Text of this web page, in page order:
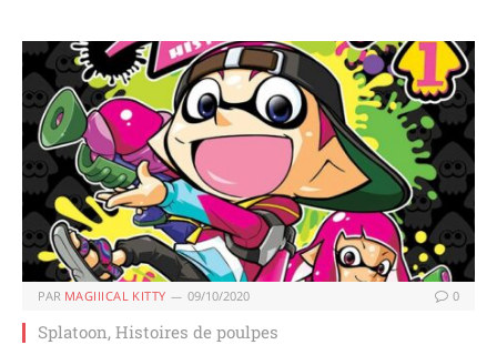
PAR MAGIIICAL KITTY 09/10/2020 0
Splatoon, Histoires de poulpes